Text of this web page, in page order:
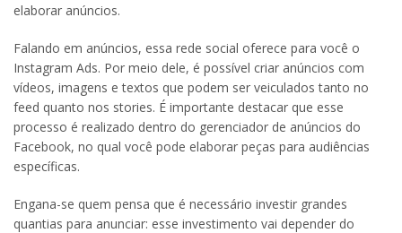
elaborar anúncios.
Falando em anúncios, essa rede social oferece para você o
Instagram Ads. Por meio dele, é possível criar anúncios com
vídeos, imagens e textos que podem ser veiculados tanto no
feed quanto nos stories. É importante destacar que esse
processo é realizado dentro do gerenciador de anúncios do
Facebook, no qual você pode elaborar peças para audiências
específicas.
Engana-se quem pensa que é necessário investir grandes
quantias para anunciar: esse investimento vai depender do